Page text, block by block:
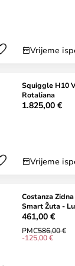
Vrijeme
Squiggle H10
Rotaliana
1.825,00 €
Vrijeme
Costanza
Smart Žuta -
461,00 €
PMC586,00 €
-125,00 €